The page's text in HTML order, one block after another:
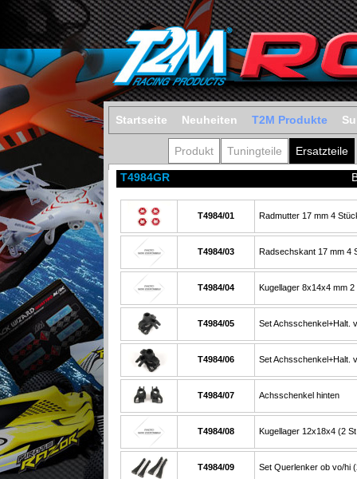
Startseite Neuheiten T2M Produkte
Produkt Tuningteile Ersatzteile
T4984GR
T4984/01 Radmutter 17 mm 4
T4984/03 Radsechskant 17 mm 4
T4984/04 Kugellager 8x14x4 mm 2
T4984/05 Set Achsschenkel+Halt.
T4984/06 Set Achsschenkel+Halt.
T4984/07 Achsschenkel hinten
T4984/08 Kugellager 12x18x4 (2
T4984/09 Set Querlenker ob vo/hi